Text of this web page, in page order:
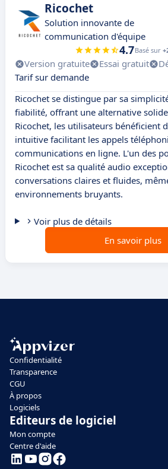
Ricochet
Solution innovante de
communication d'équipe
4.7Basé sur
Version gratuite Essai gratuit
Tarif sur demande
Ricochet se distingue par sa
fiabilité, offrant une alternative
Ricochet, les utilisateurs bénéficient
intuitive facilitant les appels
communications en ligne. L'un des
Ricochet est sa qualité audio
conversations claires et fluides,
environnements bruyants.
Voir plus de détails
En savoir plus
Confidentialité
Transparence
CGU
À propos
Logiciels
Editeurs de logiciel
Mon compte
Centre d'aide